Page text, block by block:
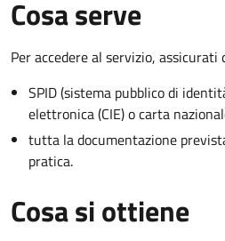
Cosa serve
Per accedere al servizio, assicurati
SPID (sistema pubblico di
elettronica (CIE) o carta
tutta la documentazione
pratica.
Cosa si ottiene